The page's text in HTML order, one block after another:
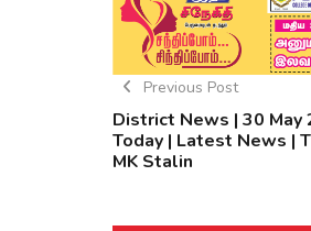
Previous Post
District News | 30 May
Today | Latest News |
MK Stalin